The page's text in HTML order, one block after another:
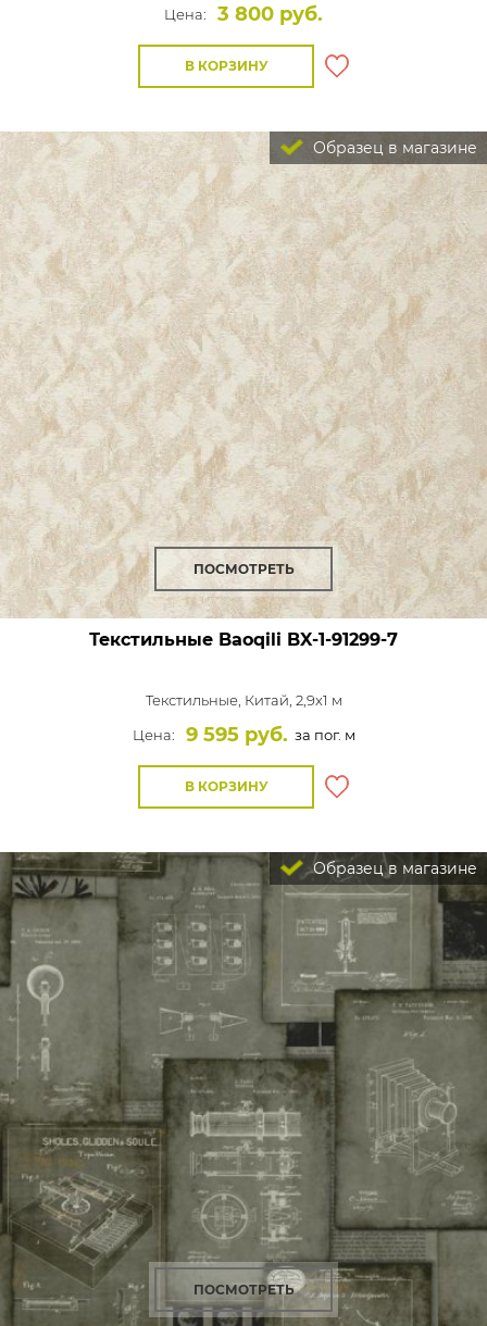
Цена:
3 800 руб.
В КОРЗИНУ
Образец в магазине
ПОСМОТРЕТЬ
Текстильные Baoqili BX-1-91299-7
Текстильные, Китай, 2,9x1 м
Цена:
9 595 руб. за пог. м
В КОРЗИНУ
Образец в магазине
ПОСМОТРЕТЬ